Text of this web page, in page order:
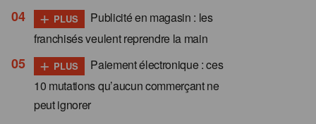
+ PLUS
Publicité en magasin : les
franchisés veulent reprendre la main
+ PLUS
Paiement électronique : ces
10 mutations qu’aucun commerçant ne
peut ignorer